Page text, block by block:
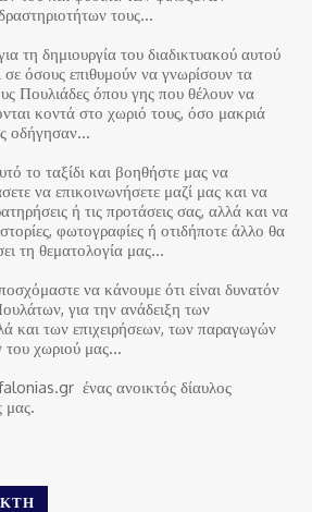
τους…
τη δημιουργία του διαδικτυακού αυτού
όσους επιθυμούν να γνωρίσουν τα
Πουλιάδες όπου γης που θέλουν να
κοντά στο χωριό τους, όσο μακριά
οδήγησαν…
το ταξίδι και βοηθήστε μας να
να επικοινωνήσετε μαζί μας και να
ή τις προτάσεις σας, αλλά και να
φωτογραφίες ή οτιδήποτε άλλο θα
τη θεματολογία μας…
να κάνουμε ότι είναι δυνατόν
για την ανάδειξη των
και των επιχειρήσεων, των παραγωγών
του χωριού μας…
ένας ανοικτός δίαυλος
μας.